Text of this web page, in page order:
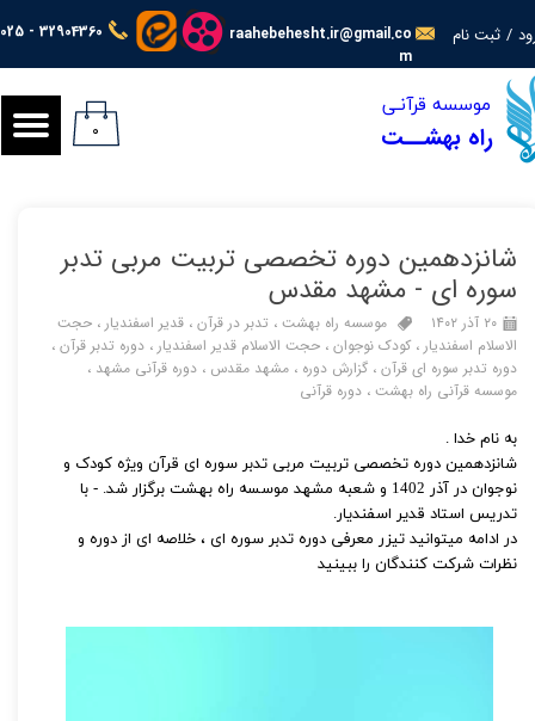
025 - 32904360
raahebehesht.ir@gmail.co
m
/ ثبت نام
حساب کاربری من
تغییر گذر واژه
سفارشات
​​​​موسسه قرآنـی
راه بهشــت ۰
شانزدهمین دوره تخصصی تربیت مربی تدبر
سوره ای - مشهد مقدس
۲۰ آذر ۱۴۰۲ موسسه راه بهشت ، تدبر در قرآن ، قدیر اسفندیار ، حجت
الاسلام اسفندیار ، کودک نوجوان ، حجت الاسلام قدیر اسفندیار ، دوره تدبر قرآن ،
دوره تدبر سوره ای قرآن ، گزارش دوره ، مشهد مقدس ، دوره قرآنی مشهد ،
موسسه قرآنی راه بهشت ، دوره قرآنی
به نام خدا .
شانزدهمین دوره تخصصی تربیت مربی تدبر سوره ای قرآن ویژه کودک و
نوجوان در آذر 1402 و شعبه مشهد موسسه راه بهشت برگزار شد. - با
تدریس استاد قدیر اسفندیار.
در ادامه میتوانید تیزر معرفی دوره تدبر سوره ای ، خلاصه ای از دوره و
نظرات شرکت کنندگان را ببینید